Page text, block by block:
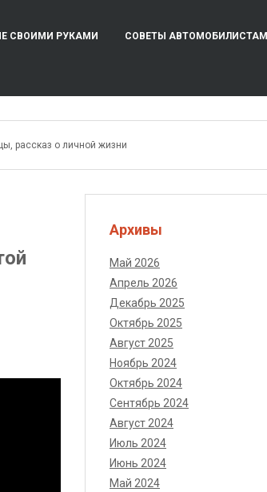
СВОИМИ РУКАМИ СОВЕТЫ АВТОМОБИЛИСТАМ
рассказ о личной жизни
Архивы
Май 2026
Апрель 2026
Декабрь 2025
Октябрь 2025
Август 2025
Ноябрь 2024
Октябрь 2024
Сентябрь 2024
Август 2024
Июль 2024
Июнь 2024
Май 2024